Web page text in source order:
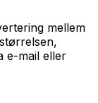
mellem
e-mail eller